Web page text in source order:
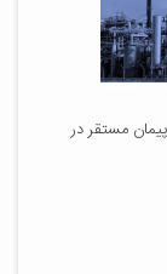
مستقر در